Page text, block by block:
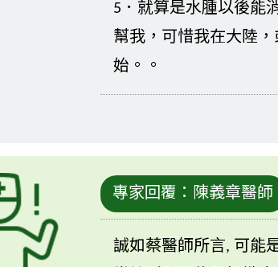
5．就算是水腫以後能
幫我，可惜我在大陸
始。。
專家回覆： 陳義章醫師
誠如蔡醫師所言, 可能